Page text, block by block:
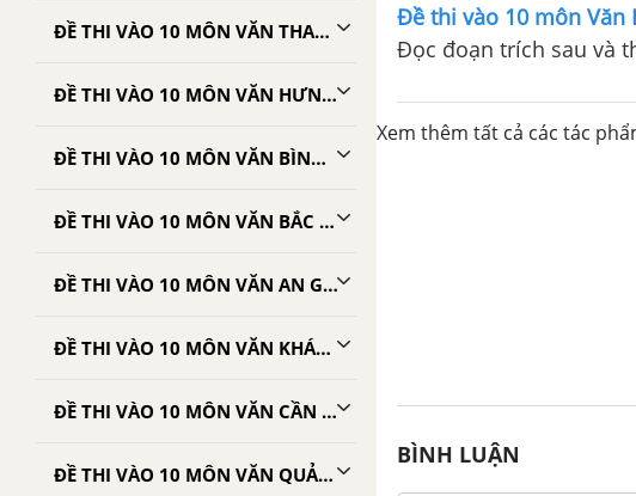
ĐỀ THI VÀO 10 MÔN VĂN THANH HÓA
ĐỀ THI VÀO 10 MÔN VĂN HƯNG YÊN
ĐỀ THI VÀO 10 MÔN VĂN BÌNH ĐỊNH
ĐỀ THI VÀO 10 MÔN VĂN BẮC GIANG
ĐỀ THI VÀO 10 MÔN VĂN AN GIANG
ĐỀ THI VÀO 10 MÔN VĂN KHÁNH HÒA
ĐỀ THI VÀO 10 MÔN VĂN CẦN THƠ
ĐỀ THI VÀO 10 MÔN VĂN QUẢNG NINH
Đề thi vào 10 môn Văn
Đọc đoạn trích sau và
Xem thêm tất cả các tác
BÌNH LUẬN